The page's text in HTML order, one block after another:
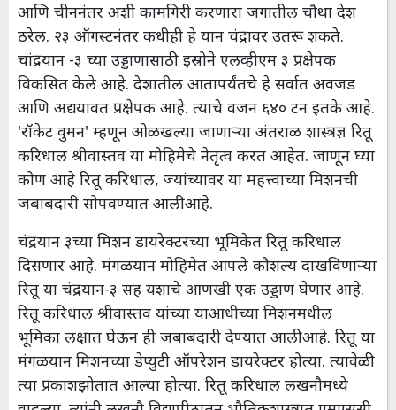
आणि चीननंतर अशी कामगिरी करणारा जगातील चौथा देश
ठरेल. २३ ऑगस्टनंतर कधीही हे यान चंद्रावर उतरू शकते.
चांद्रयान -३ च्या उड्डाणासाठी इस्रोने एलव्हीएम ३ प्रक्षेपक
विकसित केले आहे. देशातील आतापर्यंतचे हे सर्वात अवजड
आणि अद्ययावत प्रक्षेपक आहे. त्याचे वजन ६४० टन इतके आहे.
'रॉकेट वुमन' म्हणून ओळखल्या जाणार्‍या अंतराळ शास्त्रज्ञ रितू
करिधाल श्रीवास्तव या मोहिमेचे नेतृत्व करत आहेत. जाणून घ्या
कोण आहे रितू करिधाल, ज्यांच्यावर या महत्त्वाच्या मिशनची
जबाबदारी सोपवण्यात आली आहे.
चंद्रयान ३च्या मिशन डायरेक्टरच्या भूमिकेत रितू करिधाल
दिसणार आहे. मंगळयान मोहिमेत आपले कौशल्य दाखविणाऱ्या
रितू या चंद्रयान-३ सह यशाचे आणखी एक उड्डाण घेणार आहे.
रितू करिधाल श्रीवास्तव यांच्या याआधीच्या मिशनमधील
भूमिका लक्षात घेऊन ही जबाबदारी देण्यात आली आहे. रितू या
मंगळयान मिशनच्या डेप्युटी ऑपरेशन डायरेक्टर होत्या. त्यावेळी
त्या प्रकाशझोतात आल्या होत्या. रितू करिधाल लखनौमध्ये